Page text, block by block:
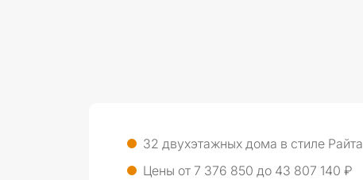
32 двухэтажных дома в стиле Райта
Цены от 7 376 850 до 43 807 140 ₽